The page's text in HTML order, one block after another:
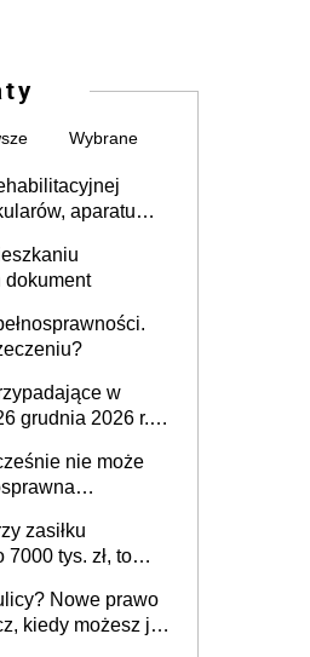
Wybrane
aparatu
dokument
w
grudnia 2026 r.) –
i administracja
nie może
zasiłku
tys. zł, to
Nowe prawo
kiedy możesz je